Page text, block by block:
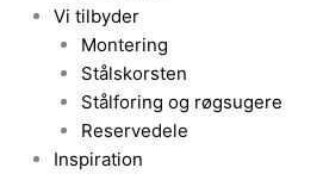
Vi tilbyder
Montering
Stålskorsten
Stålforing og røgsugere
Reservedele
Inspiration